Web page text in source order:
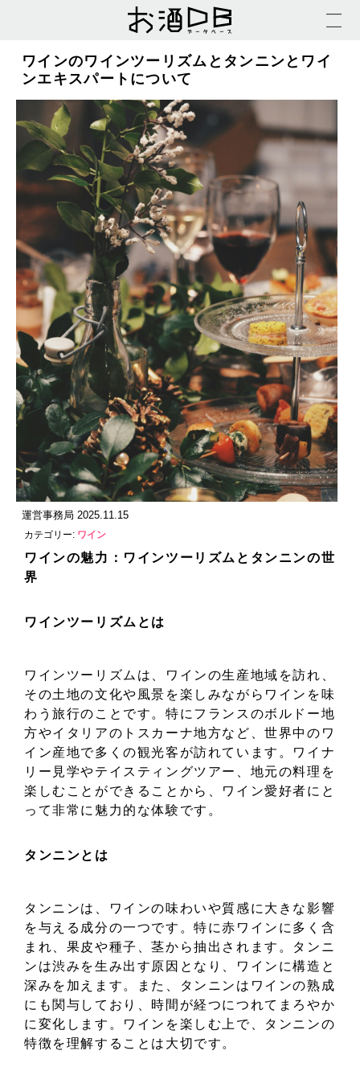
ワインのワインツーリズムとタンニンとワイ
ンエキスパートについて
運営事務局 2025.11.15
カテゴリー: ワイン
ワインの魅力：ワインツーリズムとタンニンの世
界
ワインツーリズムとは
ワインツーリズムは、ワインの生産地域を訪れ、
その土地の文化や風景を楽しみながらワインを味
わう旅行のことです。特にフランスのボルドー地
方やイタリアのトスカーナ地方など、世界中のワ
イン産地で多くの観光客が訪れています。ワイナ
リー見学やテイスティングツアー、地元の料理を
楽しむことができることから、ワイン愛好者にと
って非常に魅力的な体験です。
タンニンとは
タンニンは、ワインの味わいや質感に大きな影響
を与える成分の一つです。特に赤ワインに多く含
まれ、果皮や種子、茎から抽出されます。タンニ
ンは渋みを生み出す原因となり、ワインに構造と
深みを加えます。また、タンニンはワインの熟成
にも関与しており、時間が経つにつれてまろやか
に変化します。ワインを楽しむ上で、タンニンの
特徴を理解することは大切です。